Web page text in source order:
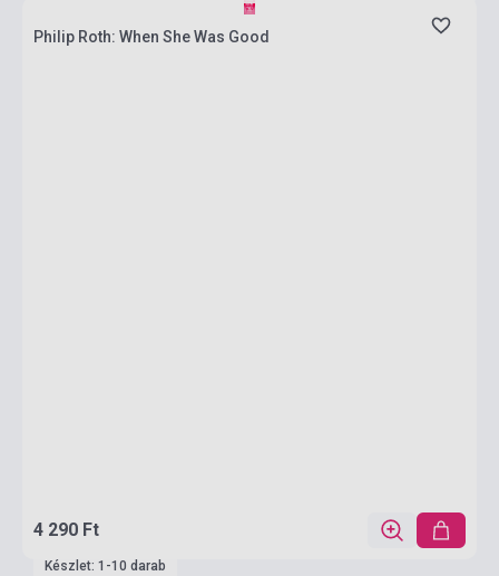
Philip Roth: When She Was Good
4 290 Ft
Készlet: 1-10 darab